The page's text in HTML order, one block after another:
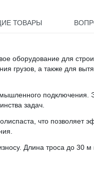
ТОВАРЫ
оборудование для
грузов, а также для
подключения.
задач.
что позволяет
Длина троса до 30 м